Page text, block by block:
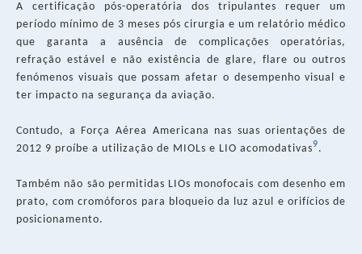
A certificação pós-operatória dos tripulantes requer um
período mínimo de 3 meses pós cirurgia e um relatório médico
que garanta a ausência de complicações operatórias,
refração estável e não existência de glare, flare ou outros
fenómenos visuais que possam afetar o desempenho visual e
ter impacto na segurança da aviação.
Contudo, a Força Aérea Americana nas suas orientações de
2012 9 proíbe a utilização de MIOLs e LIO acomodativas9.
Também não são permitidas LIOs monofocais com desenho em
prato, com cromóforos para bloqueio da luz azul e orifícios de
posicionamento.